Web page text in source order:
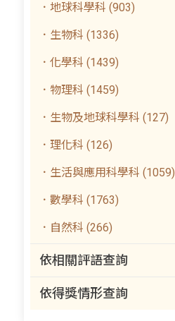
．地球科學科 (903)
．生物科 (1336)
．化學科 (1439)
．物理科 (1459)
．生物及地球科學科 (127)
．理化科 (126)
．生活與應用科學科 (1059)
．數學科 (1763)
．自然科 (266)
依相關評語查詢
依得獎情形查詢